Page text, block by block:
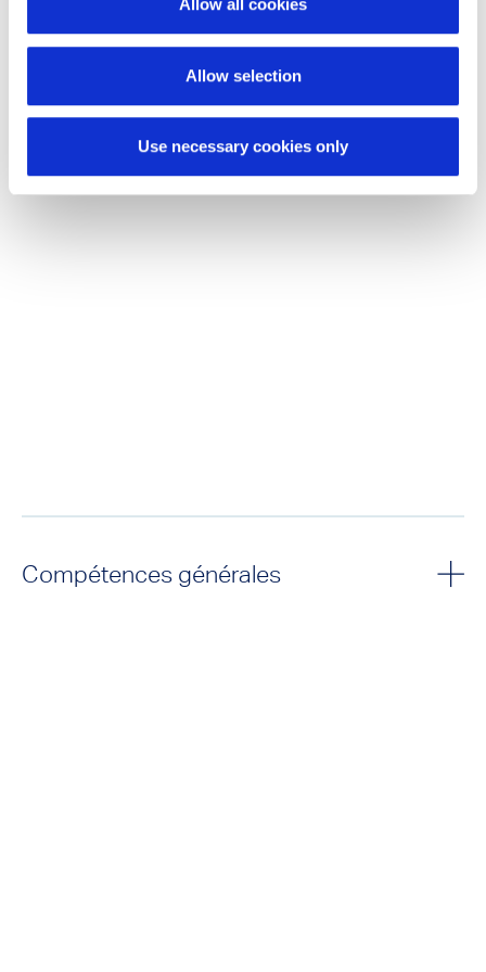
Allow all cookies
Allow selection
Use necessary cookies only
Compétences générales